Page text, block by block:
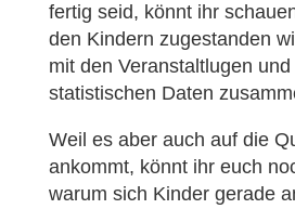
fertig seid, könnt ihr
den Kindern zugestanden
mit den Veranstaltlugen und
statistischen Daten
Weil es aber auch auf die
ankommt, könnt ihr euch
warum sich Kinder gerade